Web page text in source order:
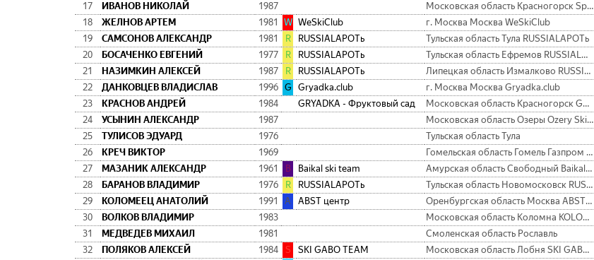
17
ИВАНОВ НИКОЛАЙ 1987 Московская область Красногорск Sport-Nordic
18
ЖЕЛНОВ АРТЕМ 1981 W WeSkiClub г. Москва Москва WeSkiClub
19
САМСОНОВ АЛЕКСАНДР 1981 R RUSSIALAPOTь Тульская область Тула RUSSIALAPOTь
20
БОСАЧЕНКО ЕВГЕНИЙ 1977 R RUSSIALAPOTь Тульская область Ефремов RUSSIALAPOTь
21
НАЗИМКИН АЛЕКСЕЙ 1987 R RUSSIALAPOTь Липецкая область Измалково RUSSIALAPOTь
22
ДАНКОВЦЕВ ВЛАДИСЛАВ 1996 G Gryadka.club г. Москва Москва Gryadka.club
23
КРАСНОВ АНДРЕЙ 1984 GRYADKA - Фруктовый сад Московская область Красногорск GRYADKA - Фруктовый сад
24
УСЫНИН АЛЕКСАНДР 1987 Московская область Озеры Ozery Ski Team
25
ТУЛИСОВ ЭДУАРД 1976 Тульская область Тула
26
КРЕЧ ВИКТОР 1969 Гомельская область Гомель Газпром трансгаз Беларусь
27
МАЗАНИК АЛЕКСАНДР 1961 B Baikal ski team Амурская область Свободный Baikal ski team
28
БАРАНОВ ВЛАДИМИР 1976 R RUSSIALAPOTь Тульская область Новомосковск RUSSIALAPOTь
29
КОЛОМЕЕЦ АНАТОЛИЙ 1991 A ABST центр Оренбургская область Москва ABST центр
30
ВОЛКОВ ВЛАДИМИР 1983 Московская область Коломна KOLOMNA SKI CLUB
31
МЕДВЕДЕВ МИХАИЛ 1981 Смоленская область Рославль
32
ПОЛЯКОВ АЛЕКСЕЙ 1984 S SKI GABO TEAM Московская область Лобня SKI GABO TEAM